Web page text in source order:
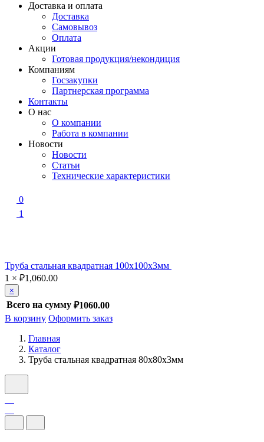
Доставка и оплата
Доставка
Самовывоз
Оплата
Акции
Готовая продукция/некондиция
Компаниям
Госзакупки
Партнерская программа
Контакты
О нас
О компании
Работа в компании
Новости
Новости
Статьи
Технические характеристики
0
1
Труба стальная квадратная 100х100х3мм
1 × ₽1,060.00
×
Всего на сумму ₽1060.00
В корзину Оформить заказ
Главная
Каталог
Труба стальная квадратная 80х80х3мм